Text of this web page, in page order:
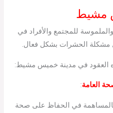
مشيط
للمجتمع والأفراد في
مشكلة الحشرات بشكل فعال.
العقود في مدينة خميس مشيط:
العامة:
في الحفاظ على صحة